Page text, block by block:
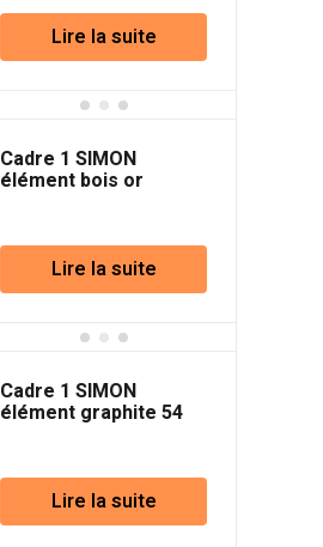
Lire la suite
Cadre 1 SIMON
élément bois or
Lire la suite
Cadre 1 SIMON
élément graphite 54
Lire la suite